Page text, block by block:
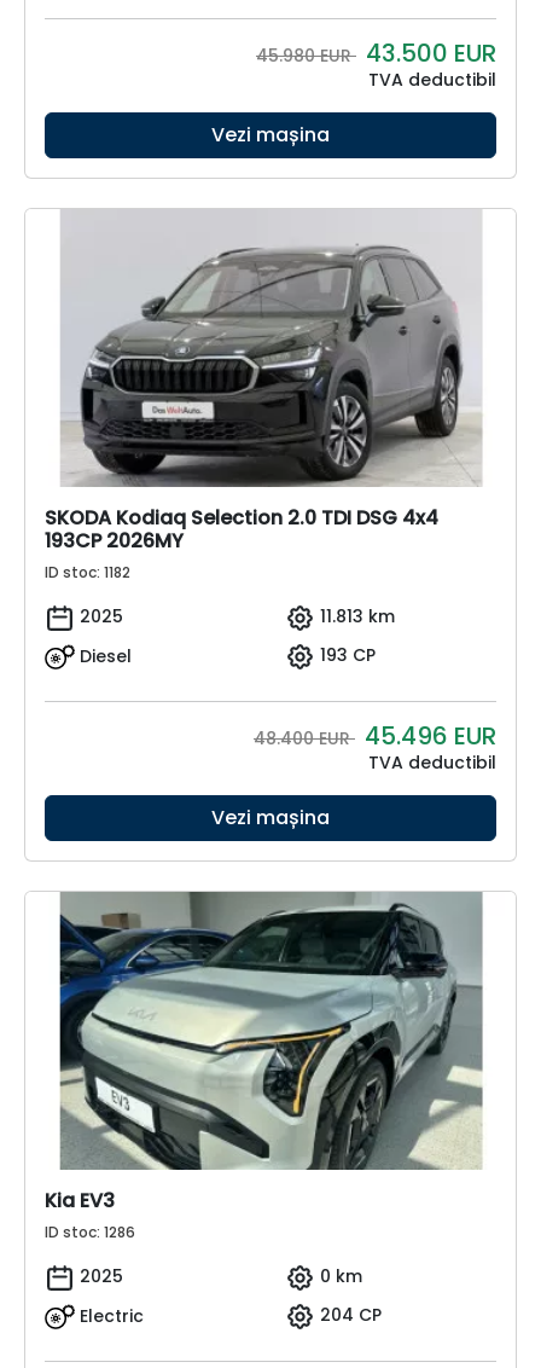
45.980 EUR 43.500 EUR
TVA deductibil
Vezi mașina
SKODA Kodiaq Selection 2.0 TDI DSG 4x4
193CP 2026MY
ID stoc: 1182
2025
11.813 km
Diesel
193 CP
48.400 EUR 45.496 EUR
TVA deductibil
Vezi mașina
Kia EV3
ID stoc: 1286
2025
0 km
Electric
204 CP